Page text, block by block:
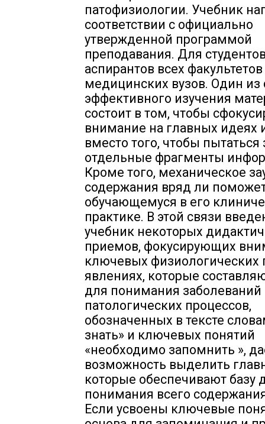
патофизиологии. Учебник
соответствии с официально
утвержденной программой
преподавания. Для
аспирантов всех факультетов
медицинских вузов. Один из
эффективного изучения
состоит в том, чтобы
внимание на главных идеях
вместо того, чтобы
отдельные фрагменты
Кроме того, механическое
содержания вряд ли
обучающемуся в его
практике. В этой связи
учебник некоторых
приемов, фокусирующих
ключевых физиологических
явлениях, которые
для понимания заболеваний
патологических процессов,
обозначенных в тексте
знать» и ключевых понятий
«необходимо запомнить »,
возможность выделить
которые обеспечивают базу
понимания всего
Если усвоены ключевые